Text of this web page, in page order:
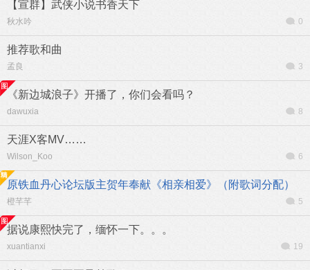
【宣群】武侠小说书香天下
秋水吟 0
推荐歌和曲
孟良 3
《新边城浪子》开播了，你们会看吗？
dawuxia 8
天涯X客MV……
Wilson_Koo 6
原铁血丹心论坛版主贺年奉献《相亲相爱》（附歌词分配）
橙芊芊 5
据说康熙快完了，缅怀一下。。。
xuantianxi 19